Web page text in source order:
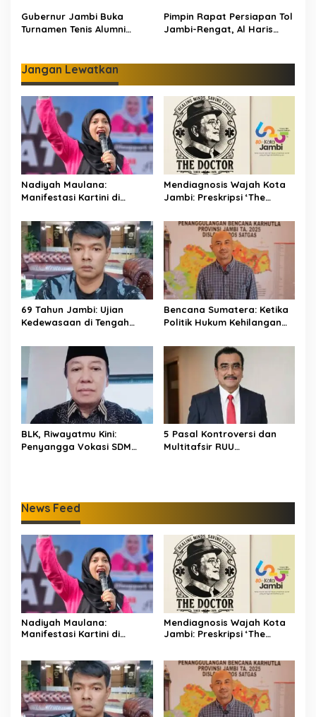
Gubernur Jambi Buka
Turnamen Tenis Alumni
Pimpin Rapat Persiapan Tol
Jambi-Rengat, Al Haris
dan Adil
Jangan Lewatkan
Nadiyah Maulana:
Manifestasi Kartini di
Amanah Publik
Mendiagnosis Wajah Kota
Jambi: Preskripsi ‘The
Tanah Pilih Pusako Batuah
69 Tahun Jambi: Ujian
Kedewasaan di Tengah
Bencana Sumatera: Ketika
Politik Hukum Kehilangan
Kehilangan Keberanian
BLK, Riwayatmu Kini:
Penyangga Vokasi SDM
5 Pasal Kontroversi dan
Multitafsir RUU
News Feed
Nadiyah Maulana:
Manifestasi Kartini di
Mendiagnosis Wajah Kota
Jambi: Preskripsi ‘The